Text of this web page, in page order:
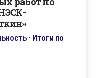
• Итоги по